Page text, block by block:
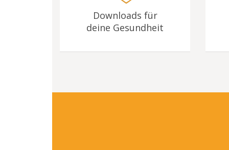
Downloads für
deine Gesundheit